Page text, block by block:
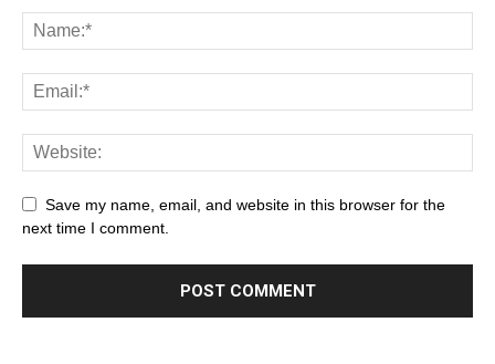
Save my name, email, and website in this browser for the
next time I comment.